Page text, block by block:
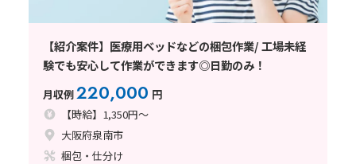
【紹介案件】医療用ベッドなどの梱包作業/ 工場未経
験でも安心して作業ができます◎日勤のみ！
月収例220,000 円
【時給】1,350円～
大阪府泉南市
梱包・仕分け